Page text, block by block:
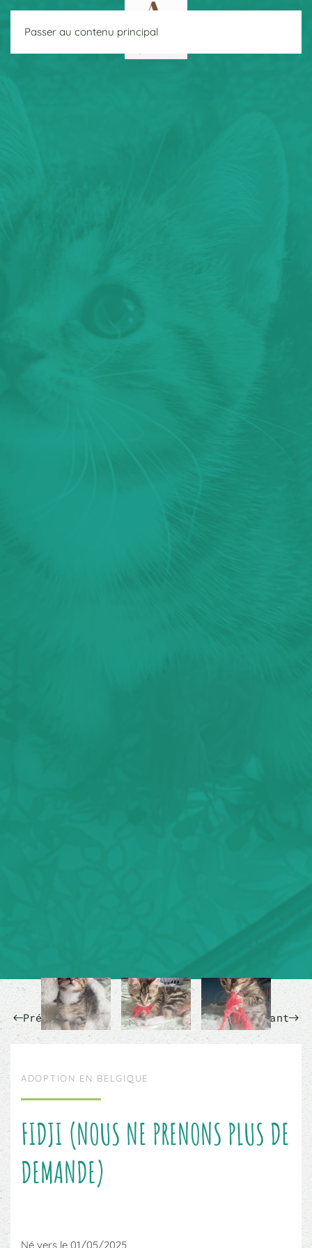
Passer au contenu principal
Précédent Suivant
ADOPTION EN BELGIQUE
FIDJI (NOUS NE PRENONS PLUS DE
DEMANDE)
Né vers le 01/05/2025